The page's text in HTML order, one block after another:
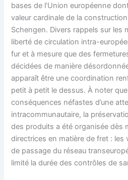
bases de l’Union européenne
valeur cardinale de la
Schengen. Divers rappels sur les
liberté de circulation intra-
fur et à mesure que des
décidées de manière
apparaît être une coordination
petit à petit le dessus. À noter
conséquences néfastes d’une
intracommunautaire, la
des produits a été organisée dès
directrices en matière de fret :
de passage du réseau
limité la durée des contrôles de